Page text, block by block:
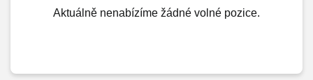
Aktuálně nenabízíme žádné volné pozice.